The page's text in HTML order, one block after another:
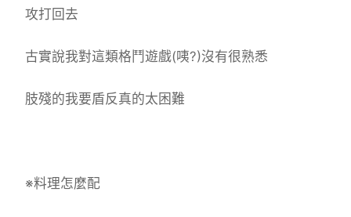
攻打回去
古實說我對這類格鬥遊戲(咦?)沒有很熟悉
肢殘的我要盾反真的太困難
※料理怎麼配